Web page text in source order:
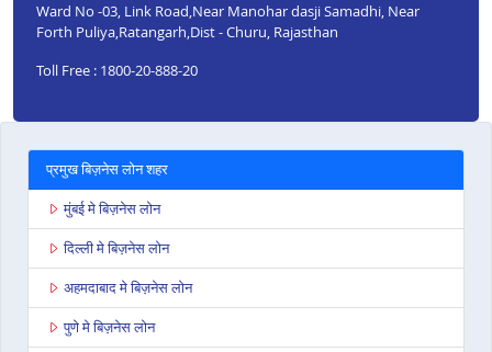
Ward No -03, Link Road,Near Manohar dasji Samadhi, Near
Forth Puliya,Ratangarh,Dist - Churu, Rajasthan
Toll Free : 1800-20-888-20
प्रमुख बिज़नेस लोन शहर
मुंबई मे बिज़नेस लोन
दिल्ली मे बिज़नेस लोन
अहमदाबाद मे बिज़नेस लोन
पुणे मे बिज़नेस लोन